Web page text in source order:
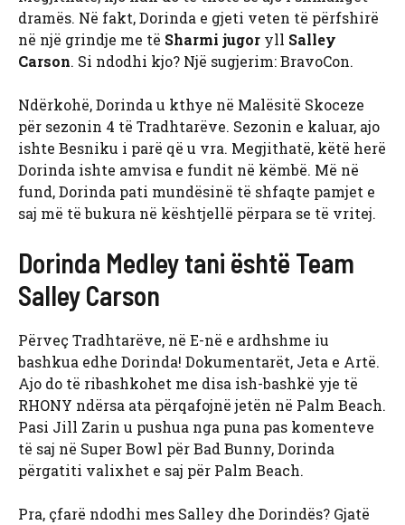
dramës. Në fakt, Dorinda e gjeti veten të përfshirë
në një grindje me të Sharmi jugor yll Salley
Carson. Si ndodhi kjo? Një sugjerim: BravoCon.
Ndërkohë, Dorinda u kthye në Malësitë Skoceze
për sezonin 4 të Tradhtarëve. Sezonin e kaluar, ajo
ishte Besniku i parë që u vra. Megjithatë, këtë herë
Dorinda ishte amvisa e fundit në këmbë. Më në
fund, Dorinda pati mundësinë të shfaqte pamjet e
saj më të bukura në kështjellë përpara se të vritej.
Dorinda Medley tani është Team
Salley Carson
Përveç Tradhtarëve, në E-në e ardhshme iu
bashkua edhe Dorinda! Dokumentarët, Jeta e Artë.
Ajo do të ribashkohet me disa ish-bashkë yje të
RHONY ndërsa ata përqafojnë jetën në Palm Beach.
Pasi Jill Zarin u pushua nga puna pas komenteve
të saj në Super Bowl për Bad Bunny, Dorinda
përgatiti valixhet e saj për Palm Beach.
Pra, çfarë ndodhi mes Salley dhe Dorindës? Gjatë